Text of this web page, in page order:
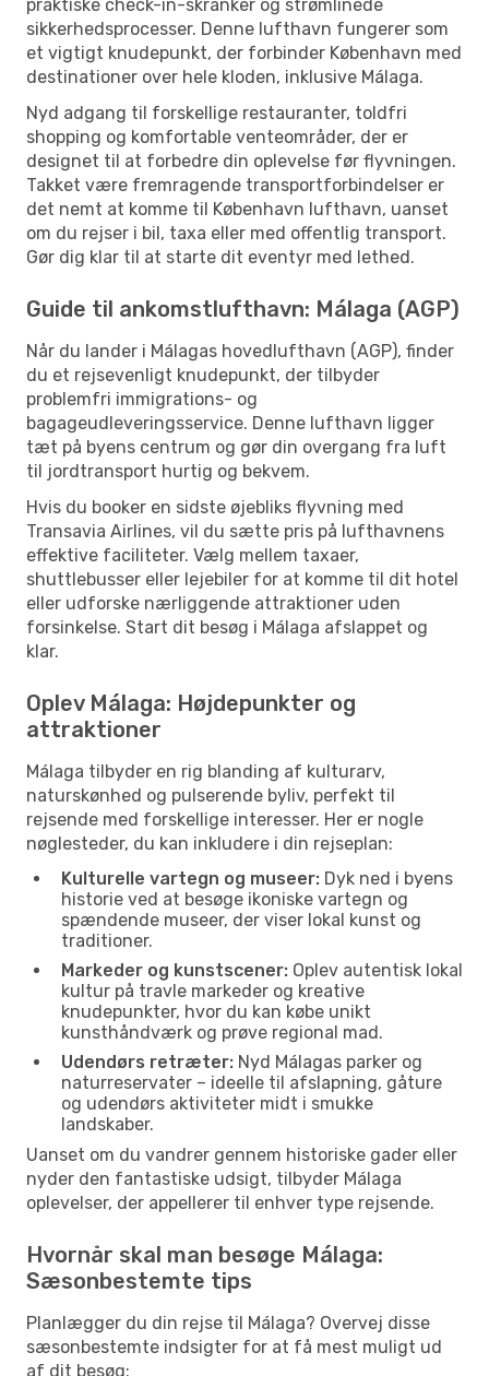
praktiske check-in-skranker og strømlinede
sikkerhedsprocesser. Denne lufthavn fungerer som
et vigtigt knudepunkt, der forbinder København med
destinationer over hele kloden, inklusive Málaga.
Nyd adgang til forskellige restauranter, toldfri
shopping og komfortable venteområder, der er
designet til at forbedre din oplevelse før flyvningen.
Takket være fremragende transportforbindelser er
det nemt at komme til København lufthavn, uanset
om du rejser i bil, taxa eller med offentlig transport.
Gør dig klar til at starte dit eventyr med lethed.
Guide til ankomstlufthavn: Málaga (AGP)
Når du lander i Málagas hovedlufthavn (AGP), finder
du et rejsevenligt knudepunkt, der tilbyder
problemfri immigrations- og
bagageudleveringsservice. Denne lufthavn ligger
tæt på byens centrum og gør din overgang fra luft
til jordtransport hurtig og bekvem.
Hvis du booker en sidste øjebliks flyvning med
Transavia Airlines, vil du sætte pris på lufthavnens
effektive faciliteter. Vælg mellem taxaer,
shuttlebusser eller lejebiler for at komme til dit hotel
eller udforske nærliggende attraktioner uden
forsinkelse. Start dit besøg i Málaga afslappet og
klar.
Oplev Málaga: Højdepunkter og
attraktioner
Málaga tilbyder en rig blanding af kulturarv,
naturskønhed og pulserende byliv, perfekt til
rejsende med forskellige interesser. Her er nogle
nøglesteder, du kan inkludere i din rejseplan:
Kulturelle vartegn og museer: Dyk ned i byens
historie ved at besøge ikoniske vartegn og
spændende museer, der viser lokal kunst og
traditioner.
Markeder og kunstscener: Oplev autentisk lokal
kultur på travle markeder og kreative
knudepunkter, hvor du kan købe unikt
kunsthåndværk og prøve regional mad.
Udendørs retræter: Nyd Málagas parker og
naturreservater – ideelle til afslapning, gåture
og udendørs aktiviteter midt i smukke
landskaber.
Uanset om du vandrer gennem historiske gader eller
nyder den fantastiske udsigt, tilbyder Málaga
oplevelser, der appellerer til enhver type rejsende.
Hvornår skal man besøge Málaga:
Sæsonbestemte tips
Planlægger du din rejse til Málaga? Overvej disse
sæsonbestemte indsigter for at få mest muligt ud
af dit besøg: